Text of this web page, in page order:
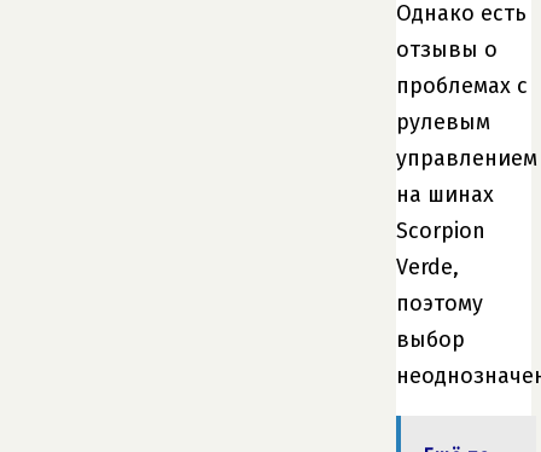
Однако есть
отзывы о
проблемах с
рулевым
управлением
на шинах
Scorpion
Verde,
поэтому
выбор